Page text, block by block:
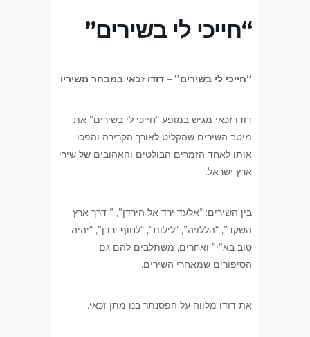
“חייכי לי בשירים”
“חייכי לי בשירים” – דודו זכאי במבחר משיריו
דודו זכאי מגיש במופע “חייכי לי בשירים” את
מיטב השירים שהקליט לאורך הקרירה והפכו
אותו לאחד הזמרים הבולטים והאהובים של שירי
ארץ ישראל.
בין השירים: “אלעד ירד אל הירדן”, ” דרך ארץ
השקד”, “הללויה”, “לילות”, “לחוף ירדן”, “יהיה
טוב בא”י” ואחרים, משתלבים להם גם
הסיפורים שמאחרי השירים.
את דודו מלווה על הפסנתר בנו מתן זכאי.